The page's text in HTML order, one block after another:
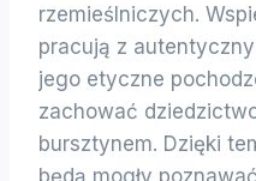
rzemieślniczych.
pracują z
jego etyczne
zachować
bursztynem. Dzięki
będą mogły